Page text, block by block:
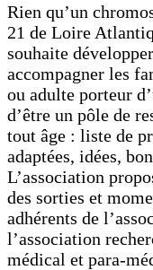
Rien qu’un
21 de Loire
souhaite
accompagner les
ou adulte porteur
d’être un pôle de
tout âge : liste de
adaptées, idées,
L’association
des sorties et
adhérents de
l’association
médical et para-